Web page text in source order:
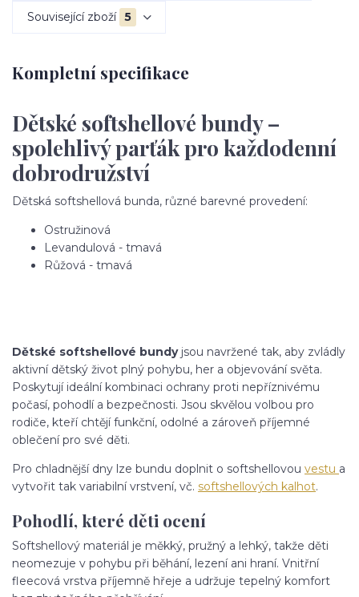
Související zboží 5
Kompletní specifikace
Dětské softshellové bundy –
spolehlivý parťák pro každodenní
dobrodružství
Dětská softshellová bunda, různé barevné provedení:
Ostružinová
Levandulová - tmavá
Růžová - tmavá
Dětské softshellové bundyjsou navržené tak, aby zvládly
aktivní dětský život plný pohybu, her a objevování světa.
Poskytují ideální kombinaci ochrany proti nepříznivému
počasí, pohodlí a bezpečnosti. Jsou skvělou volbou pro
rodiče, kteří chtějí funkční, odolné a zároveň příjemné
oblečení pro své děti.
Pro chladnější dny lze bundu doplnit o softshellovou vestu a
vytvořit tak variabilní vrstvení, vč. softshellových kalhot.
Pohodlí, které děti ocení
Softshellový materiál je měkký, pružný a lehký, takže děti
neomezuje v pohybu při běhání, lezení ani hraní. Vnitřní
fleecová vrstva příjemně hřeje a udržuje tepelný komfort